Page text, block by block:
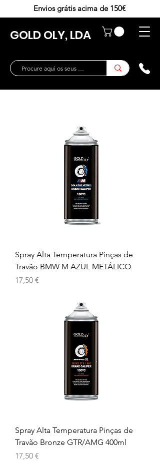
GOLD OLY, LDA
Envios grátis acima de 150€
Spray Alta Temperatura Pinças de
Travão BMW M AZUL METÁLICO
Preço
17,50 €
Spray Alta Temperatura Pinças de
Travão Bronze GTR/AMG 400ml
Preço
17,50 €